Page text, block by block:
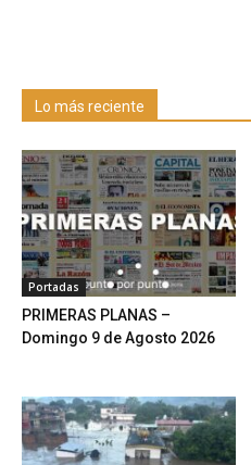
Lo más reciente
Portadas
PRIMERAS PLANAS –
Domingo 9 de Agosto 2026